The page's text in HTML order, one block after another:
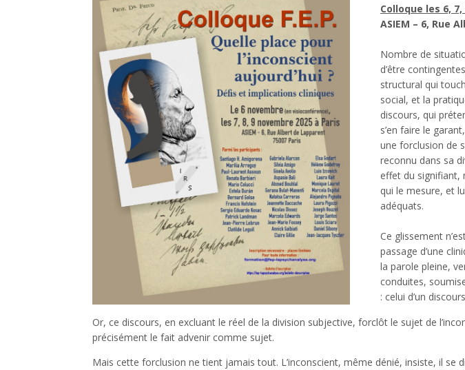
Colloque les 6,
ASIEM – 6, Rue
Nombre de
d’être
structural qui
social, et la
discours, qui
s’en faire le
une forclusion de
reconnu dans sa
effet du signifiant,
qui le mesure, et
adéquats.
Ce glissement
passage d’une
la parole pleine,
conduites,
: celui d’un
Or, ce discours, en excluant le réel de la division subjective, forclôt le sujet de
précisément le fait advenir comme sujet.
Mais cette forclusion ne tient jamais tout. L’inconscient, même dénié, insiste, il se